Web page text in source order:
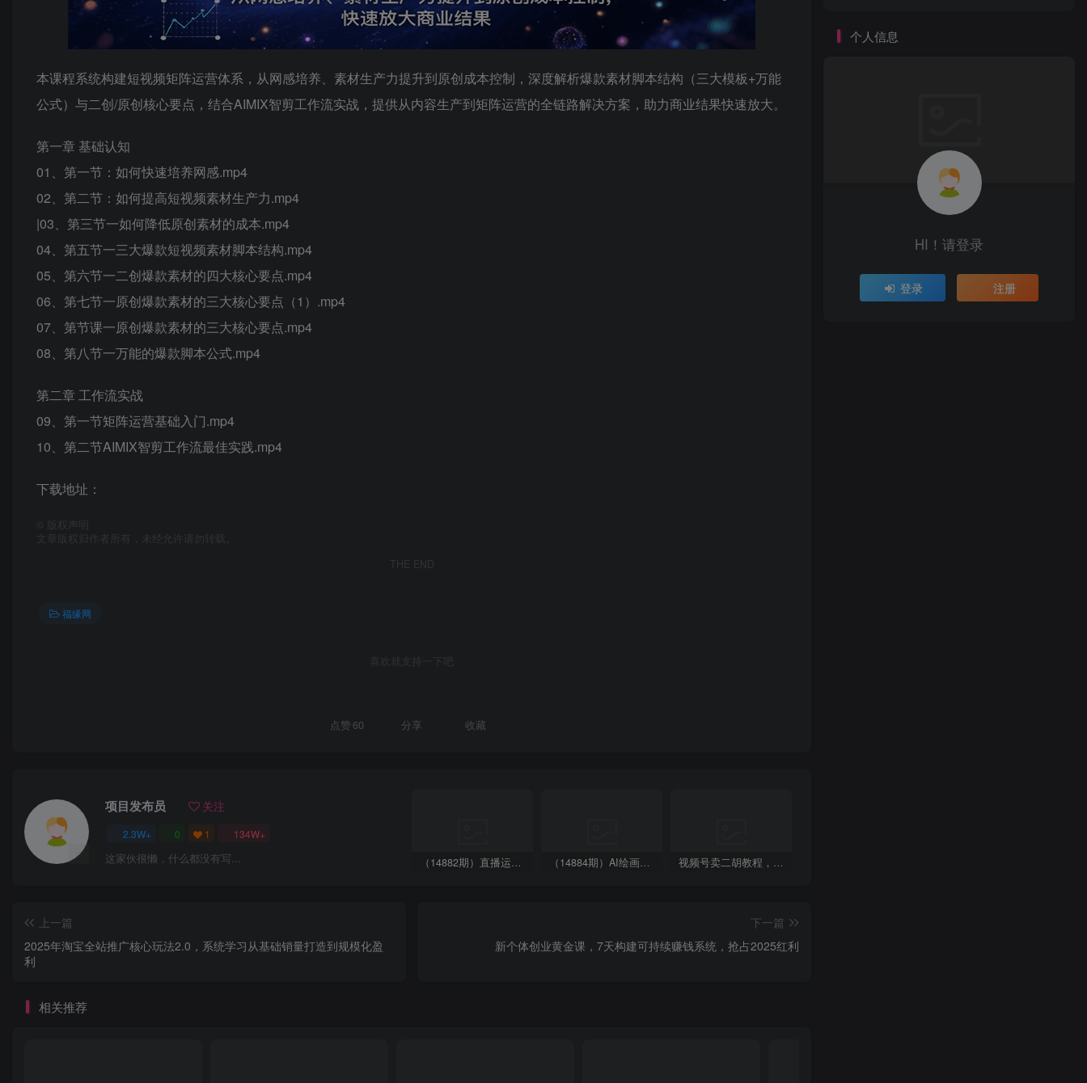
本课程系统构建短视频矩阵运营体系，从网感培养、素材生产力提升到原创成本控制，深度解析爆款素材脚本结构（三大模板+万能
公式）与二创/原创核心要点，结合AIMIX智剪工作流实战，提供从内容生产到矩阵运营的全链路解决方案，助力商业结果快速放大。
第一章 基础认知
01、第一节：如何快速培养网感.mp4
02、第二节：如何提高短视频素材生产力.mp4
|03、第三节一如何降低原创素材的成本.mp4
04、第五节一三大爆款短视频素材脚本结构.mp4
05、第六节一二创爆款素材的四大核心要点.mp4
06、第七节一原创爆款素材的三大核心要点（1）.mp4
07、第节课一原创爆款素材的三大核心要点.mp4
08、第八节一万能的爆款脚本公式.mp4
第二章 工作流实战
09、第一节矩阵运营基础入门.mp4
10、第二节AIMIX智剪工作流最佳实践.mp4
下载地址：
版权声明
文章版权归作者所有，未经允许请勿转载。
THE END
福缘网
喜欢就支持一下吧
点赞 60 分享 收藏
项目发布员 关注
2.3W+ 0 1 134W+
这家伙很懒，什么都没有写... （14882期）直播运营全流程课程-5月更新：从起号、话术设计、罗盘运营到微付费投放等 （14884期）AI绘画进阶课，涵盖电商摄影等多领域，PS操作与AI工具使用全面教学 视频号卖二胡教程，利润大 易成交 售后少，一单利润5张+
上一篇
2025年淘宝全站推广核心玩法2.0，系统学习从基础销量打造到规模化盈
利
下一篇
新个体创业黄金课，7天构建可持续赚钱系统，抢占2025红利
相关推荐
个人信息
HI！请登录
登录 注册